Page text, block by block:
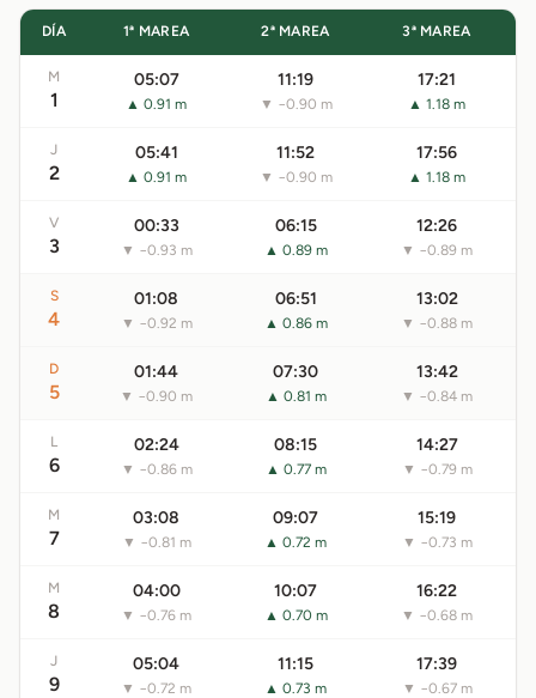
DÍA 1ª MAREA 2ª MAREA 3ª MAREA
M
1
05:07
▲ 0.91 m
11:19
▼ −0.90 m
17:21
▲ 1.18 m
J
2
05:41
▲ 0.91 m
11:52
▼ −0.90 m
17:56
▲ 1.18 m
V
3
00:33
▼ −0.93 m
06:15
▲ 0.89 m
12:26
▼ −0.89 m
S
4
01:08
▼ −0.92 m
06:51
▲ 0.86 m
13:02
▼ −0.88 m
D
5
01:44
▼ −0.90 m
07:30
▲ 0.81 m
13:42
▼ −0.84 m
L
6
02:24
▼ −0.86 m
08:15
▲ 0.77 m
14:27
▼ −0.79 m
M
7
03:08
▼ −0.81 m
09:07
▲ 0.72 m
15:19
▼ −0.73 m
M
8
04:00
▼ −0.76 m
10:07
▲ 0.70 m
16:22
▼ −0.68 m
J
9
05:04
▼ −0.72 m
11:15
▲ 0.73 m
17:39
▼ −0.67 m